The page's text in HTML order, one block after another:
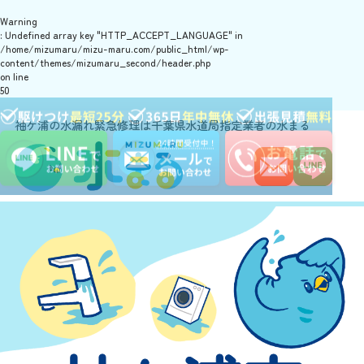
Warning
: Undefined array key "HTTP_ACCEPT_LANGUAGE" in
/home/mizumaru/mizu-maru.com/public_html/wp-
content/themes/mizumaru_second/header.php
on line
50
袖ケ浦の水漏れ緊急修理は千葉県水道局指定業者の水まる